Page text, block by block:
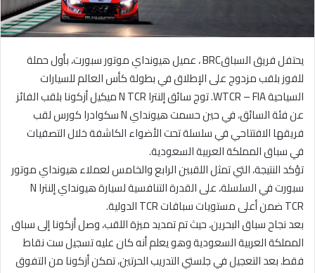
و
ن
ي
ا
يحتفل فريق السباقBRC ، عميل هيونداي موتور سبورت، بأول حملة
للفوز بلقب مزدوج على الإطلاق في بطولة كأس العالم للسيارات
السياحية WTCR – FIA. توج سائق إلنترا N TCR ميكيل أزكونا بلقب الفائز
عن فئة السائق، في حين حسمت هيونداي N سكوادرا كورس لقب
فريقها الافتتاحي في سلسلة تحت الأضواء الكاشفة خلال التصفيات
في سباق المملكة العربية السعودية.
تؤكد النتيجة، التي تمثل اللقبين الرابع والخامس لعملاء هيونداي موتور
سبورت في السلسلة، على القدرة التنافسية لسيارة هيونداي إلنترا N
TCR ضمن أعلى مستويات سباقات TCR الدولية.
بعد نجاح سباق البحرين، حيث تم تمديد ميزة اللقب، وصل أزكونا إلى سباق
المملكة العربية السعودية وهو يعلم أنه كان عليه تسجيل ست نقاط
فقط. بعد التعجيل في جلستي التدريب الحرتين، تمكن أزكونا من التفوق